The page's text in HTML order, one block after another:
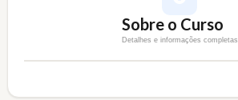
Sobre o Curso
Detalhes e informações completas